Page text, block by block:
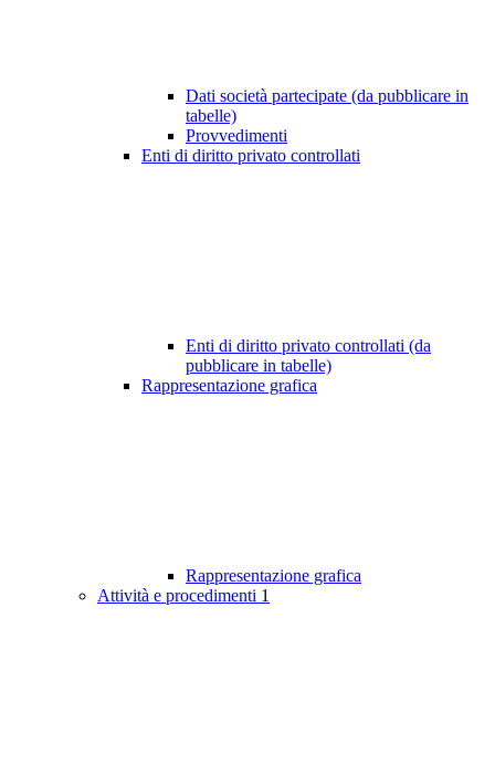
Dati società partecipate (da pubblicare in
tabelle)
Provvedimenti
Enti di diritto privato controllati
Enti di diritto privato controllati (da
pubblicare in tabelle)
Rappresentazione grafica
Rappresentazione grafica
Attività e procedimenti 1